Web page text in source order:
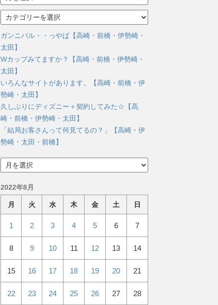
ー
イ
ブ
テ
ゴ
リ
ガンニバル・・っやば【高崎・前橋・伊勢崎・
太田】
Wカップみてますか？【高崎・前橋・伊勢崎・
太田】
いろんなサイトがあります。【高崎・前橋・伊
勢崎・太田】
久しぶりにディズニー＋契約してみた☆【高
崎・前橋・伊勢崎・太田】
「結局お客さんって何見てるの？」【高崎・伊
勢崎・太田・前橋】
ー
イ
2022年8月
月 火 水 木 金 土 日
1 2 3 4 5 6 7
8 9 10 11 12 13 14
15 16 17 18 19 20 21
22 23 24 25 26 27 28